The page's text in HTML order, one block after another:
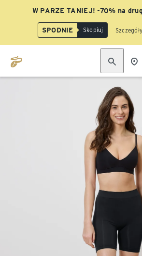
W PARZE TANIEJ! -70% na
SPODNIE Skopiuj